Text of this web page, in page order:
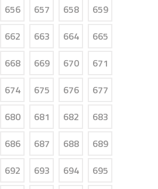
656 657 658
659
662 663 664
665
668 669 670
671
674 675 676
677
680 681 682
683
686 687 688
689
692 693 694
695